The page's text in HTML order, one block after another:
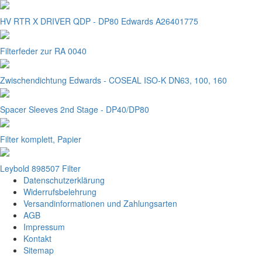
HV RTR X DRIVER QDP - DP80 Edwards A26401775
Filterfeder zur RA 0040
Zwischendichtung Edwards - COSEAL ISO-K DN63, 100, 160
Spacer Sleeves 2nd Stage - DP40/DP80
Filter komplett, Papier
Leybold 898507 Filter
Datenschutzerklärung
Widerrufsbelehrung
Versandinformationen und Zahlungsarten
AGB
Impressum
Kontakt
Sitemap